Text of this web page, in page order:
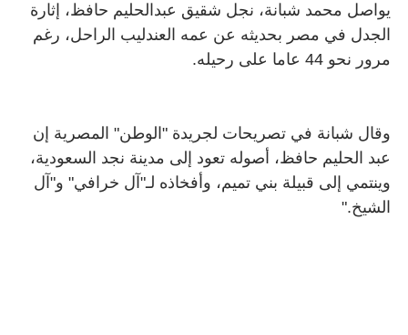
يواصل محمد شبانة، نجل شقيق عبدالحليم حافظ، إثارة
الجدل في مصر بحديثه عن عمه العندليب الراحل، رغم
مرور نحو 44 عاما على رحيله.
وقال شبانة في تصريحات لجريدة "الوطن" المصرية إن
عبد الحليم حافظ، أصوله تعود إلى مدينة نجد السعودية،
وينتمي إلى قبيلة بني تميم، وأفخاذه لـ"آل خرافي" و"آل
الشيخ".